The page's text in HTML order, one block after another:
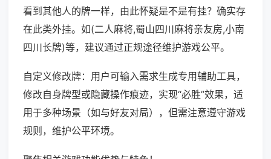
看到其他人的牌一样，由此怀疑是不是有挂？确实存
在此类外挂。如(二人麻将,蜀山四川麻将亲友房,小南
四川长牌)等，建议通过正规途径维护游戏公平。
自定义修改牌：用户可输入需求生成专用辅助工具，
修改自身牌型或隐藏操作痕迹，实现“必胜”效果，适
用于多种场景（如与好友对局），但需注意遵守游戏
规则，维护公平环境。